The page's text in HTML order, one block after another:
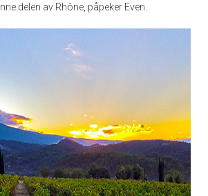
delen av Rhône, påpeker Even.